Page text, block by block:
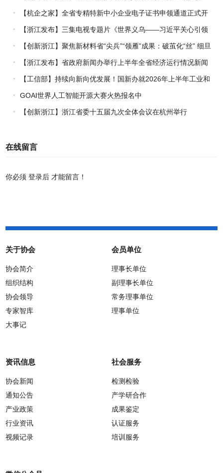
【杭企之家】全省专精特新中小企业电子证书申领通道正式开
通
【浙江发布】三集电视专题片《世界义乌——习近平关心引领
义乌发展》热播上线
【创新浙江】聚焦新材料省“尖兵”“领雁”成果：破茧化“丝” 细旦
PPS纤维的国产突围战
【浙江发布】省政府新闻办举行上半年全省经济运行情况新闻
发布会【工信部】持续向新向优发展！国新办就2026年上半年工业和
信息化发展情况举行新闻发布会
GOAI世界人工智能开源大赛火热报名中
【创新浙江】浙江省委十五届九次全体会议在杭州举行
在线留言
你必须登录后 才能留言！
关于协会
协会简介
组织结构
协会领导
专家智库
大事记
会员单位
理事长单位
副理事长单位
常务理事单位
理事单位
资讯信息
协会新闻
通知公告
产业政策
行业资讯
视频记录
社会服务
检测检验
产学研合作
成果鉴定
认证服务
培训服务